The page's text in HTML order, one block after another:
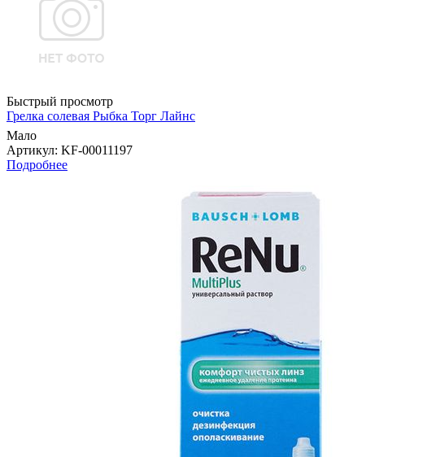
Быстрый просмотр
Грелка солевая Рыбка Торг Лайнс
Мало
Артикул: KF-00011197
Подробнее